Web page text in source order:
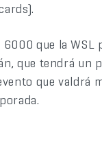
que la
que tendrá un
que valdrá